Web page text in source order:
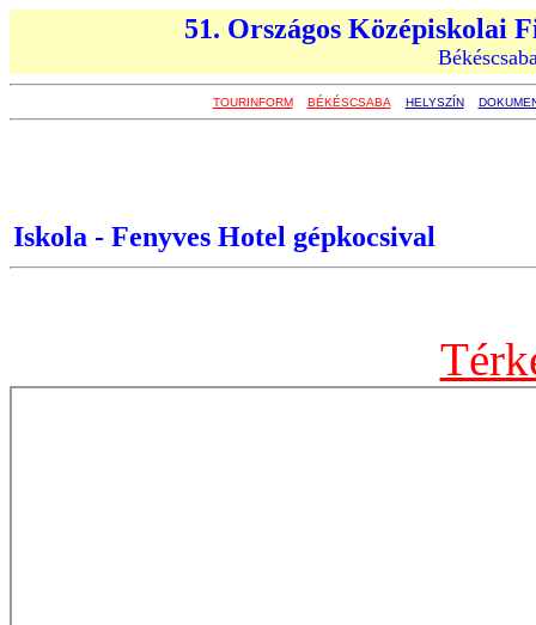
51. Országos Középiskolai
TOURINFORM BÉKÉSCSABA HELYSZÍN
Iskola - Fenyves Hotel gépkocsival